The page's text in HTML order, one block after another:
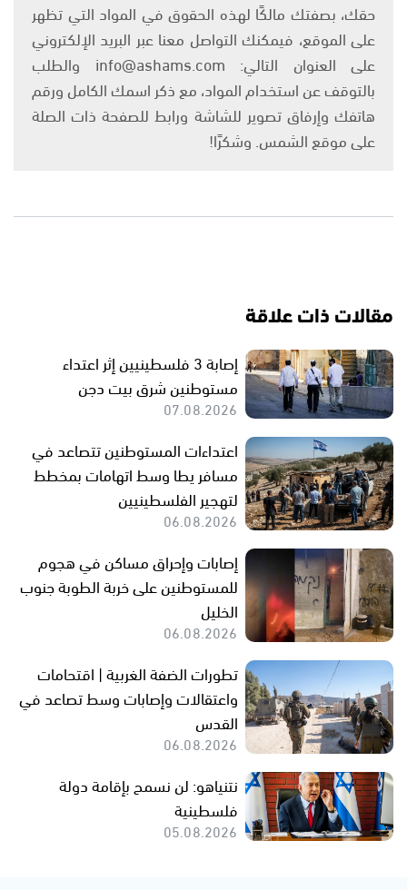
حقك، بصفتك مالكًا لهذه الحقوق في المواد التي تظهر
على الموقع، فيمكنك التواصل معنا عبر البريد الإلكتروني
على العنوان التالي: info@ashams.com والطلب
بالتوقف عن استخدام المواد، مع ذكر اسمك الكامل ورقم
هاتفك وإرفاق تصوير للشاشة ورابط للصفحة ذات الصلة
على موقع الشمس. وشكرًا!
مقالات ذات علاقة
إصابة 3 فلسطينيين إثر اعتداء
مستوطنين شرق بيت دجن
07.08.2026
اعتداءات المستوطنين تتصاعد في
مسافر يطا وسط اتهامات بمخطط
لتهجير الفلسطينيين
06.08.2026
إصابات وإحراق مساكن في هجوم
للمستوطنين على خربة الطوبة جنوب
الخليل
06.08.2026
تطورات الضفة الغربية | اقتحامات
واعتقالات وإصابات وسط تصاعد في
القدس
06.08.2026
نتنياهو: لن نسمح بإقامة دولة
فلسطينية
05.08.2026